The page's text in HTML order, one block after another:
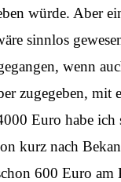
würde. Aber
sinnlos
wenn
zugegeben, mit
Euro habe ich
kurz nach
600 Euro am